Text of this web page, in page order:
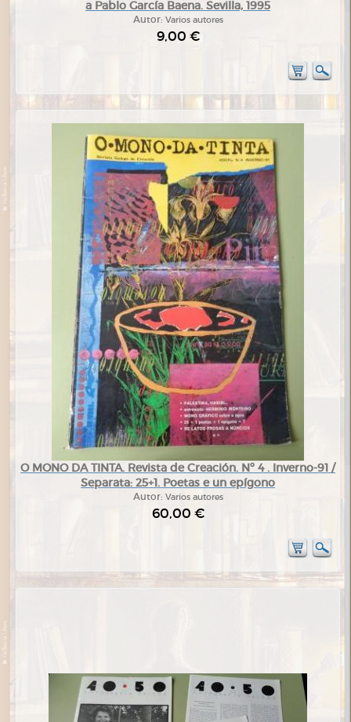
a Pablo García Baena. Sevilla, 1995
Autor: Varios autores
9,00 €
O MONO DA TINTA. Revista de Creación. Nº 4 . Inverno-91 /
Separata: 25+1. Poetas e un epígono
Autor: Varios autores
60,00 €